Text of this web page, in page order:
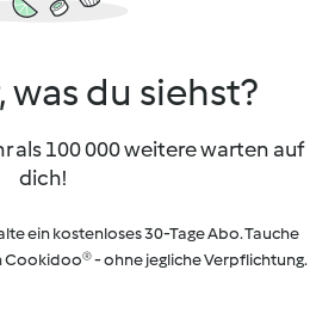
du siehst?
als 100 000 weitere warten auf
dich!
ein kostenloses 30-Tage Abo. Tauche
Cookidoo® - ohne jegliche Verpflichtung.